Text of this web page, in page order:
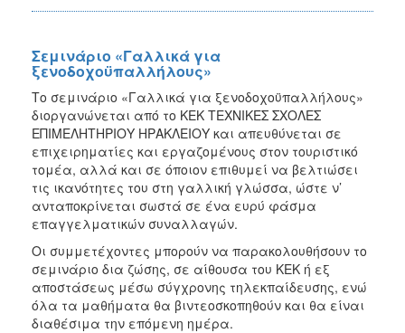
Σεμινάριο «Γαλλικά για
ξενοδοχοϋπαλλήλους»
Το σεμινάριο «Γαλλικά για ξενοδοχοϋπαλλήλους»
διοργανώνεται από το ΚΕΚ ΤΕΧΝΙΚΕΣ ΣΧΟΛΕΣ
ΕΠΙΜΕΛΗΤΗΡΙΟΥ ΗΡΑΚΛΕΙΟΥ και απευθύνεται σε
επιχειρηματίες και εργαζομένους στον τουριστικό
τομέα, αλλά και σε όποιον επιθυμεί να βελτιώσει
τις ικανότητες του στη γαλλική γλώσσα, ώστε ν’
ανταποκρίνεται σωστά σε ένα ευρύ φάσμα
επαγγελματικών συναλλαγών.
Οι συμμετέχοντες μπορούν να παρακολουθήσουν το
σεμινάριο δια ζώσης, σε αίθουσα του ΚΕΚ ή εξ
αποστάσεως μέσω σύγχρονης τηλεκπαίδευσης, ενώ
όλα τα μαθήματα θα βιντεοσκοπηθούν και θα είναι
διαθέσιμα την επόμενη ημέρα.